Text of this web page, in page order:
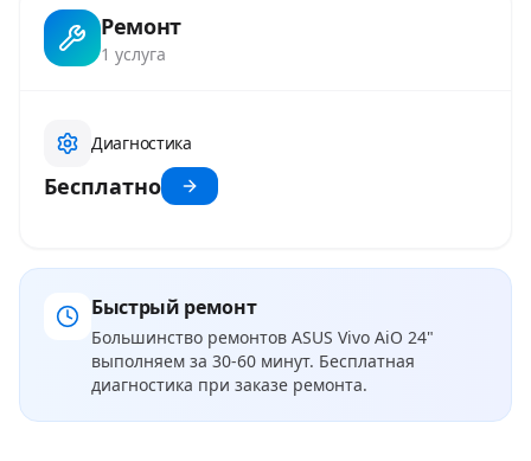
Ремонт
1 услуга
Диагностика
Бесплатно
Быстрый ремонт
Большинство ремонтов ASUS Vivo AiO 24"
выполняем за 30-60 минут. Бесплатная
диагностика при заказе ремонта.